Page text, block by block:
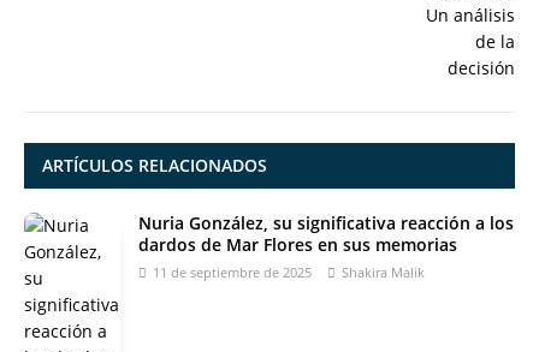
ARTÍCULOS RELACIONADOS
Nuria González, su significativa reacción a los
dardos de Mar Flores en sus memorias
11 de septiembre de 2025 Shakira Malik